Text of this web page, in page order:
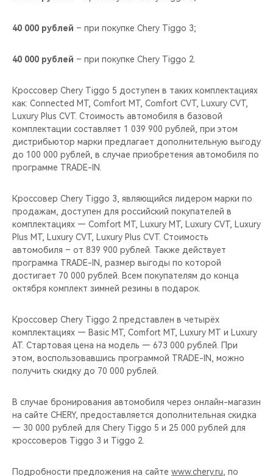
40 000 рублей – при покупке Chery Tiggo 3;
40 000 рублей – при покупке Chery Tiggo 2.
Кроссовер Chery Tiggo 5 доступен в таких комплектациях
как: Connected MT, Comfort MT, Comfort CVT, Luxury CVT,
Luxury Plus CVT. Стоимость автомобиля в базовой
комплектации составляет 1 039 900 рублей, при этом
дистрибьютор марки предлагает дополнительную выгоду
до 100 000 рублей, в случае приобретения автомобиля по
программе TRADE-IN.
Кроссовер Chery Tiggo 3, являющийся лидером марки по
продажам, доступен для российский покупателей в
комплектациях — Comfort MT, Luxury MT, Luxury CVT, Luxury
Plus MT, Luxury CVT, Luxury Plus CVT. Стоимость
автомобиля – от 839 900 рублей. Также действует
программа TRADE-IN, размер выгоды по которой
достигает 70 000 рублей. Всем покупателям до конца
октября комплект зимней резины в подарок.
Кроссовер Сhery Tiggo 2 представлен в четырёх
комплектациях — Basic MT, Comfort MT, Luxury MT и Luxury
AT. Стартовая цена на модель — 673 000 рублей. При
этом, воспользовавшись программой TRADE-IN, можно
получить скидку до 70 000 рублей.
В случае бронирования автомобиля через онлайн-магазин
на сайте CHERY, предоставляется дополнительная скидка
— 30 000 рублей для Chery Tiggo 5 и 25 000 рублей для
кроссоверов Tiggo 3 и Tiggo 2.
Подробности предложения на сайте www.chery.ru , по